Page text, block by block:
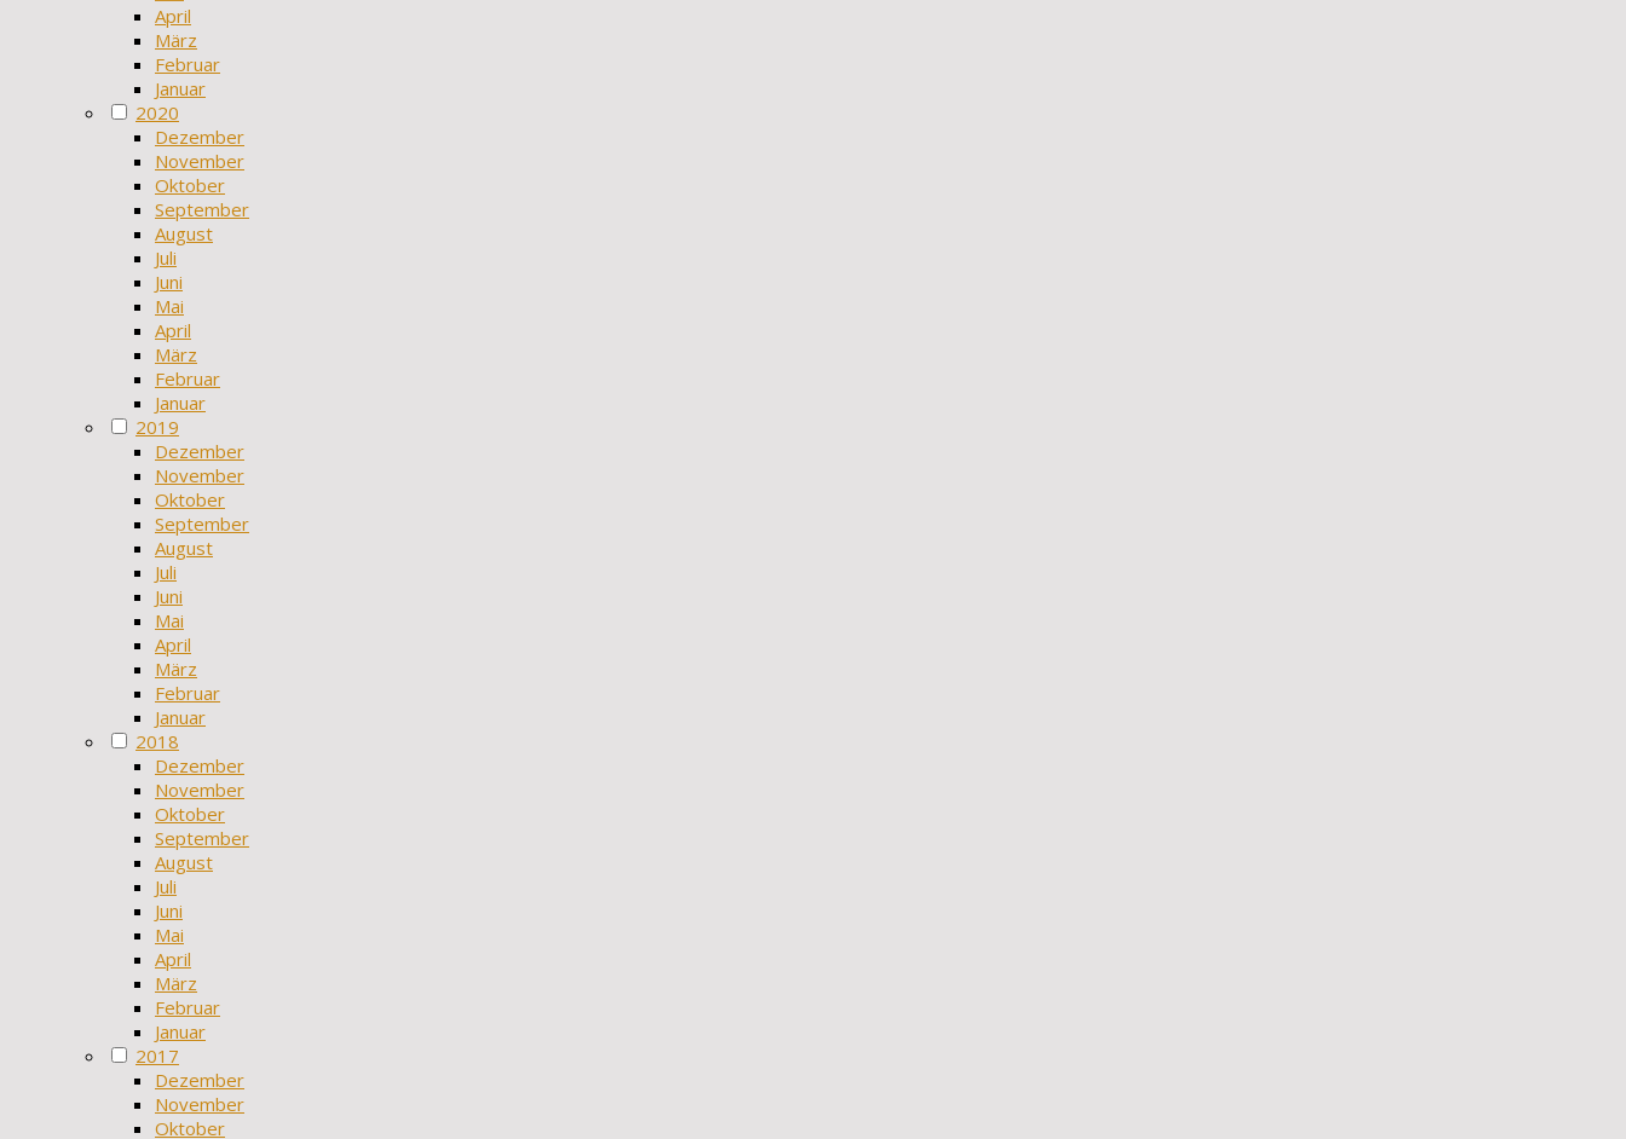
April
März
Februar
Januar
2020
Dezember
November
Oktober
September
August
Juli
Juni
Mai
April
März
Februar
Januar
2019
Dezember
November
Oktober
September
August
Juli
Juni
Mai
April
März
Februar
Januar
2018
Dezember
November
Oktober
September
August
Juli
Juni
Mai
April
März
Februar
Januar
2017
Dezember
November
Oktober